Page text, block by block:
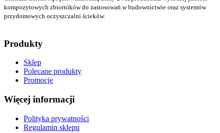
kompozytowych zbiorników do zastosowań w budownictwie oraz systemów
przydomowych oczyszczalni ścieków.
Produkty
Sklep
Polecane produkty
Promocje
Więcej informacji
Polityka prywatności
Regulamin sklepu